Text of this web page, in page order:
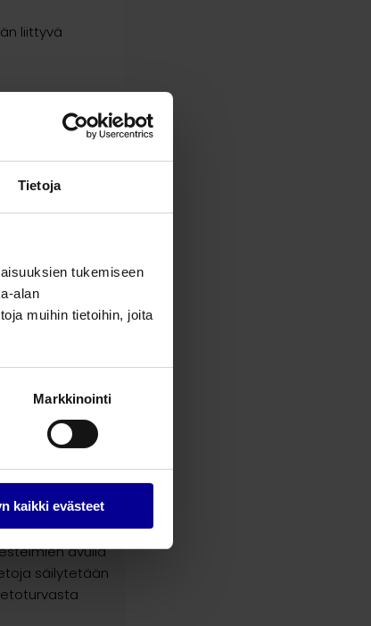
Tietoja
tukemiseen
alan
muihin tietoihin, joita
Markkinointi
kaikki evästeet
liittyvä
tieto,
Erillisellä
asiantuntija-
EU:n tai
avulla
säilytetään